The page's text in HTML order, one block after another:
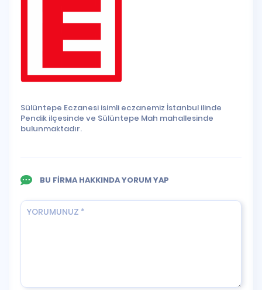
Sülüntepe Eczanesi isimli eczanemiz İstanbul ilinde
Pendik ilçesinde ve Sülüntepe Mah mahallesinde
bulunmaktadır.
BU FİRMA HAKKINDA YORUM YAP